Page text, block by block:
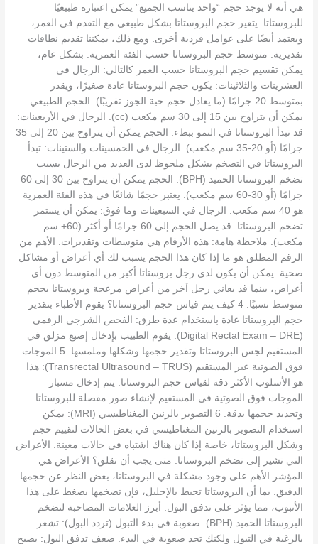
هي أنه لا يوجد حجم “واحد يناسب الجميع” يمكن اعتباره طبيعيًا
للبروستاتا. يتغير حجم البروستاتا بشكل طبيعي مع التقدم في العمر،
ويعتمد أيضًا على عوامل فردية أخرى. ومع ذلك، يمكننا تقديم نطاقات
تقديرية. متوسط حجم البروستاتا حسب الفئة العمرية: بشكل عام،
يمكن تقسيم حجم البروستاتا حسب العمر كالتالي: الرجال في
العشرينات والثلاثينات: يكون حجم البروستاتا عادة صغيرًا، ويقدر
بمتوسط 20 جرامًا (ما يعادل حجم حبة الجوز تقريبًا). الحجم الطبيعي
يمكن أن يتراوح بين 15 إلى 30 سم مكعب (cc). الرجال في الأربعينات:
قد تبدأ البروستاتا في النمو ببطء. الحجم يمكن أن يتراوح بين 20 إلى 35
جرامًا (أو 20-35 سم مكعب). الرجال في الخمسينات والستينات: تبدأ
البروستاتا في التضخم بشكل ملحوظ لدى العديد من الرجال بسبب
تضخم البروستاتا الحميد (BPH). الحجم يمكن أن يتراوح بين 30 إلى 60
جرامًا (أو 30-60 سم مكعب). يعتبر حجمًا شائعًا في هذه الفئة العمرية
هو 40 سم مكعب. الرجال في السبعينات وما فوق: يمكن أن يستمر
تضخم البروستاتا. قد يصل الحجم إلى 60 جرامًا أو أكثر (60+ سم
مكعب). ملاحظة هامة: هذه الأرقام هي متوسطات وتقديرات. الأهم من
الرقم المطلق هو ما إذا كان هذا الحجم يسبب لك أي أعراض أو مشاكل
صحية. يمكن أن يكون لدى رجل بروستاتا أكبر من المتوسط دون أي
أعراض، بينما قد يعاني رجل آخر من أعراض مزعجة وبروستاتا بحجم
متوسط نسبيًا. 4 كيف يتم قياس حجم البروستاتا؟ يقوم الأطباء بتقدير
حجم البروستاتا عادة باستخدام عدة طرق: الفحص الشرجي الرقمي
(Digital Rectal Exam – DRE): يقوم الطبيب بإدخال إصبع مزلق في
المستقيم لجس البروستاتا وتقدير حجمها وشكلها وملمسها. 5 الموجات
فوق الصوتية عبر المستقيم (Transrectal Ultrasound – TRUS): هذا
هو الأسلوب الأكثر دقة لقياس حجم البروستاتا. يتم إدخال مسبار
الموجات فوق الصوتية في المستقيم لإنشاء صور مفصلة للبروستاتا
وتحديد حجمها بدقة. 6 التصوير بالرنين المغناطيسي (MRI): يمكن
استخدام التصوير بالرنين المغناطيسي في بعض الحالات لتقييم حجم
وشكل البروستاتا، خاصة إذا كان هناك اشتباه في حالات معينة. الأعراض
التي تشير إلى تضخم البروستاتا: متى يجب أن تقلق؟ الأعراض هي
المؤشر الأهم على وجود مشكلة في البروستاتا، بغض النظر عن حجمها
الدقيق. بما أن البروستاتا تحيط بالإحليل، فإن تضخمها يضغط على هذا
الأنبوب، مما يؤثر على تدفق البول. أبرز العلامات المصاحبة لتضخم
البروستاتا الحميد (BPH). صعوبة في بدء التبول (تردد البول): تشعر
بالرغبة في التبول ولكنك تجد صعوبة في البدء. ضعف تدفق البول: يصبح